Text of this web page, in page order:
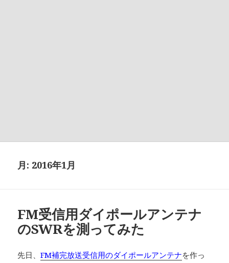
月: 2016年1月
FM受信用ダイポールアンテナ
のSWRを測ってみた
先日、FM補完放送受信用のダイポールアンテナを作っ